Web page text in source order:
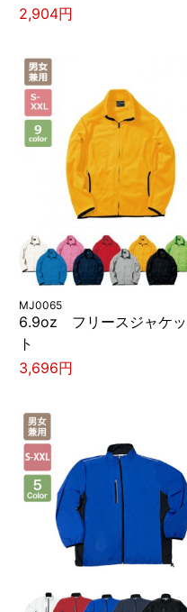
2,904円
MJ0065
6.9oz フリースジャケッ
ト
3,696円